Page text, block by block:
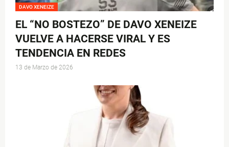
DAVO XENEIZE
EL “NO BOSTEZO” DE DAVO XENEIZE
VUELVE A HACERSE VIRAL Y ES
TENDENCIA EN REDES
13 de Marzo de 2026